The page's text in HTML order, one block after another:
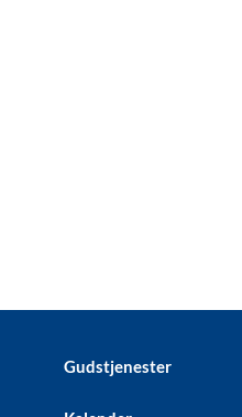
Gudstjenester